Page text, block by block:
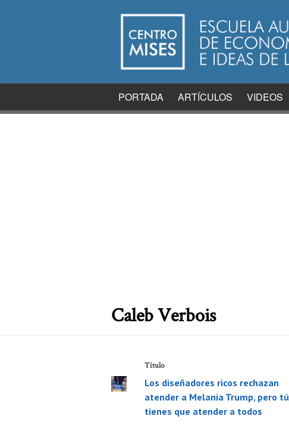
PORTADA ARTÍCULOS VIDEOS
Caleb Verbois
Título
Los diseñadores ricos rechazan
atender a Melania Trump, pero tú
tienes que atender a todos